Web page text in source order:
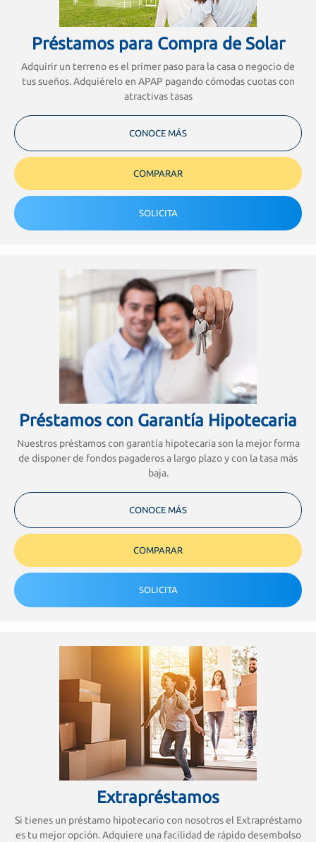
Préstamos para Compra de Solar
Adquirir un terreno es el primer paso para la casa o negocio de
tus sueños. Adquiérelo en APAP pagando cómodas cuotas con
atractivas tasas
CONOCE MÁS
COMPARAR
SOLICITA
Préstamos con Garantía Hipotecaria
Nuestros préstamos con garantía hipotecaria son la mejor forma
de disponer de fondos pagaderos a largo plazo y con la tasa más
baja.
CONOCE MÁS
COMPARAR
SOLICITA
Extrapréstamos
Si tienes un préstamo hipotecario con nosotros el Extrapréstamo
es tu mejor opción. Adquiere una facilidad de rápido desembolso